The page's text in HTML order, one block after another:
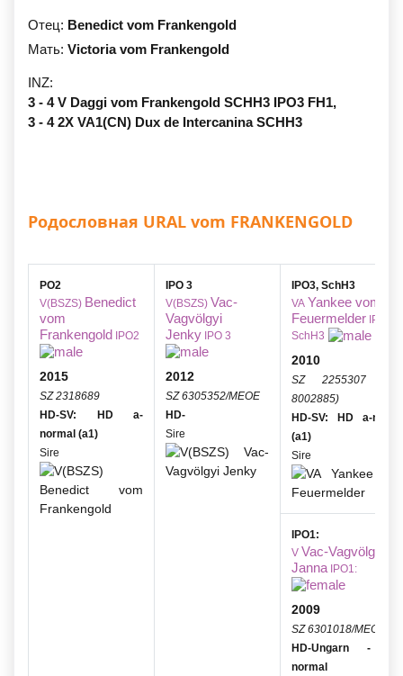
Отец: Benedict vom Frankengold
Мать: Victoria vom Frankengold
INZ:
3 - 4 V Daggi vom Frankengold SCHH3 IPO3 FH1,
3 - 4 2X VA1(CN) Dux de Intercanina SCHH3
Родословная URAL vom FRANKENGOLD
PO2
V(BSZS) Benedict
vom
Frankengold IPO2
2015
SZ 2318689
HD-SV: HD a-
normal (a1)
Sire
IPO 3
V(BSZS) Vac-
Vagvölgyi
Jenky IPO 3
2012
SZ 6305352/MEOE
HD-
Sire
IPO3, SchH3
VA Yankee vom
Feuermelder IPO3,
SchH3
2010
SZ 2255307
8002885)
HD-SV: HD a-
(a1)
Sire
IPO1:
V Vac-Vagvölgyi
Janna IPO1:
2009
SZ 6301018/MEOE
HD-Ungarn -
normal